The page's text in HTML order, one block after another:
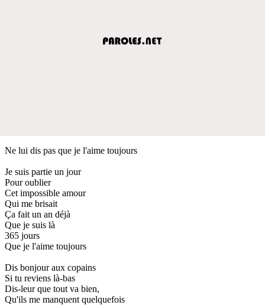
Ne lui dis pas que je l'aime toujours
Je suis partie un jour
Pour oublier
Cet impossible amour
Qui me brisait
Ça fait un an déjà
Que je suis là
365 jours
Que je l'aime toujours
Dis bonjour aux copains
Si tu reviens là-bas
Dis-leur que tout va bien,
Qu'ils me manquent quelquefois